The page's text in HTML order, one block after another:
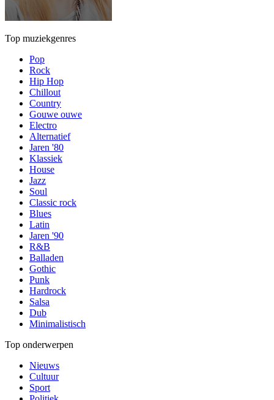
Top muziekgenres
Pop
Rock
Hip Hop
Chillout
Country
Gouwe ouwe
Electro
Alternatief
Jaren '80
Klassiek
House
Jazz
Soul
Classic rock
Blues
Latin
Jaren '90
R&B
Balladen
Gothic
Punk
Hardrock
Salsa
Dub
Minimalistisch
Top onderwerpen
Nieuws
Cultuur
Sport